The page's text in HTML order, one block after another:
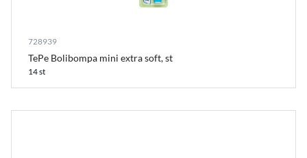
728939
TePe Bolibompa mini extra soft, st
14 st